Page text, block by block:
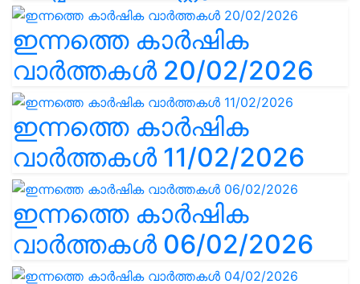
ഇന്നത്തെ കാർഷിക
വാർത്തകൾ 20/02/2026
ഇന്നത്തെ കാർഷിക
വാർത്തകൾ 11/02/2026
ഇന്നത്തെ കാർഷിക
വാർത്തകൾ 06/02/2026